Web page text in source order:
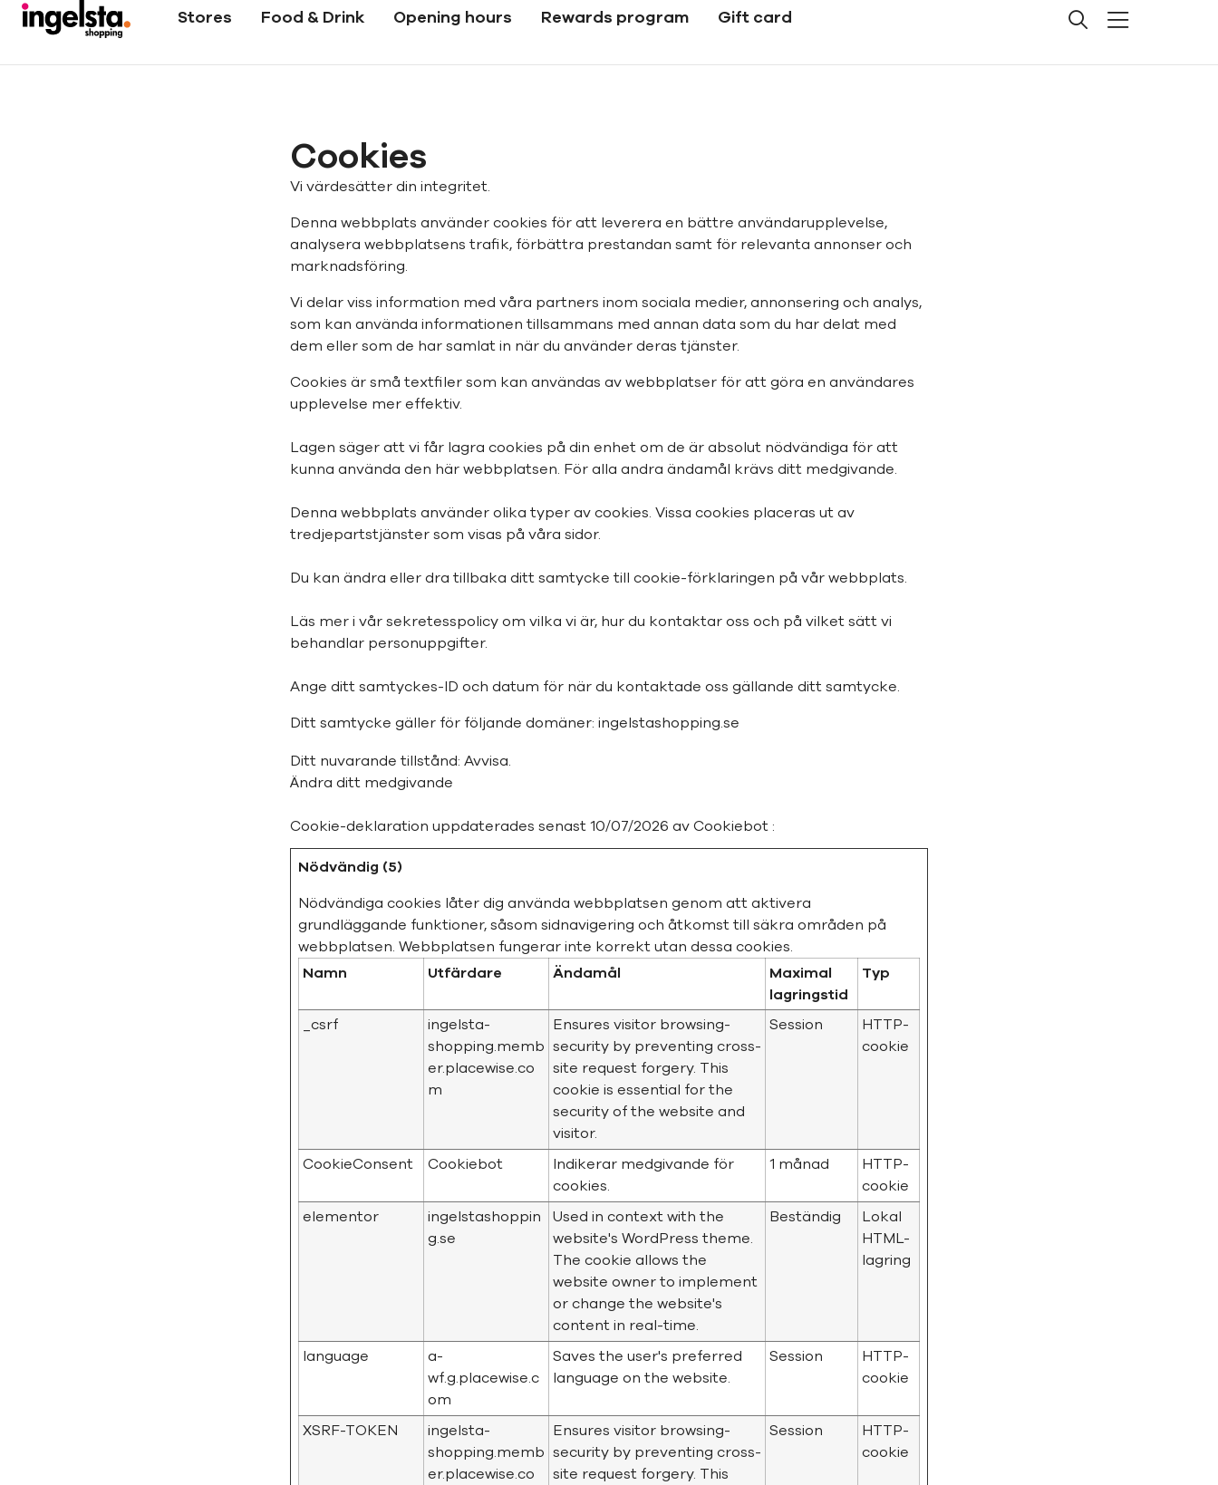
Stores Food & Drink Opening hours Rewards program Gift card
Cookies
Vi värdesätter din integritet.
Denna webbplats använder cookies för att leverera en bättre användarupplevelse,
analysera webbplatsens trafik, förbättra prestandan samt för relevanta annonser och
marknadsföring.
Vi delar viss information med våra partners inom sociala medier, annonsering och analys,
som kan använda informationen tillsammans med annan data som du har delat med
dem eller som de har samlat in när du använder deras tjänster.
Cookies är små textfiler som kan användas av webbplatser för att göra en användares
upplevelse mer effektiv.
Lagen säger att vi får lagra cookies på din enhet om de är absolut nödvändiga för att
kunna använda den här webbplatsen. För alla andra ändamål krävs ditt medgivande.
Denna webbplats använder olika typer av cookies. Vissa cookies placeras ut av
tredjepartstjänster som visas på våra sidor.
Du kan ändra eller dra tillbaka ditt samtycke till cookie-förklaringen på vår webbplats.
Läs mer i vår sekretesspolicy om vilka vi är, hur du kontaktar oss och på vilket sätt vi
behandlar personuppgifter.
Ange ditt samtyckes-ID och datum för när du kontaktade oss gällande ditt samtycke.
Ditt samtycke gäller för följande domäner: ingelstashopping.se
Ditt nuvarande tillstånd: Avvisa.
Ändra ditt medgivande
Cookie-deklaration uppdaterades senast 10/07/2026 avCookiebot :
Nödvändig (5)
Nödvändiga cookies låter dig använda webbplatsen genom att aktivera
grundläggande funktioner, såsom sidnavigering och åtkomst till säkra områden på
webbplatsen. Webbplatsen fungerar inte korrekt utan dessa cookies.
Namn
Utfärdare Ändamål
Maximal
lagringstid
Typ
_csrf
ingelsta-
shopping.memb
er.placewise.co
m
Ensures visitor browsing-
security by preventing cross-
site request forgery. This
cookie is essential for the
security of the website and
visitor.
Session
HTTP-
cookie
CookieConsent Cookiebot
Indikerar medgivande för
cookies.
1 månad
HTTP-
cookie
elementor
ingelstashoppin
g.se
Used in context with the
website's WordPress theme.
The cookie allows the
website owner to implement
or change the website's
content in real-time.
Beständig
Lokal
HTML-
lagring
language
a-
wf.g.placewise.c
om
Saves the user's preferred
language on the website.
Session
HTTP-
cookie
XSRF-TOKEN
ingelsta-
shopping.memb
er.placewise.co
Ensures visitor browsing-
security by preventing cross-
site request forgery. This
Session
HTTP-
cookie